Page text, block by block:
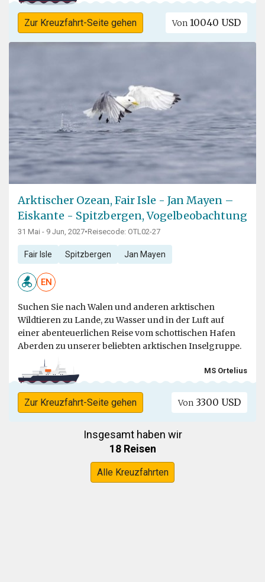
Zur Kreuzfahrt-Seite gehen Von 10040 USD
Arktischer Ozean, Fair Isle - Jan Mayen –
Eiskante - Spitzbergen, Vogelbeobachtung
31 Mai - 9 Jun, 2027•Reisecode: OTL02-27
Fair Isle Spitzbergen Jan Mayen
EN
Suchen Sie nach Walen und anderen arktischen
Wildtieren zu Lande, zu Wasser und in der Luft auf
einer abenteuerlichen Reise vom schottischen Hafen
Aberden zu unserer beliebten arktischen Inselgruppe.
MS Ortelius
Zur Kreuzfahrt-Seite gehen Von 3300 USD
Insgesamt haben wir
18 Reisen
Alle Kreuzfahrten